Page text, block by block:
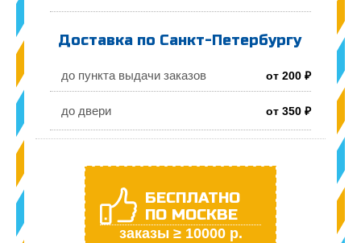
Доставка по Санкт-Петербургу
до пункта выдачи заказов от 200 ₽
до двери от 350 ₽
БЕСПЛАТНО
ПО МОСКВЕ
заказы ≥ 10000 р.